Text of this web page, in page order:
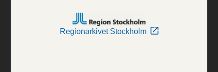
Regionarkivet Stockholm